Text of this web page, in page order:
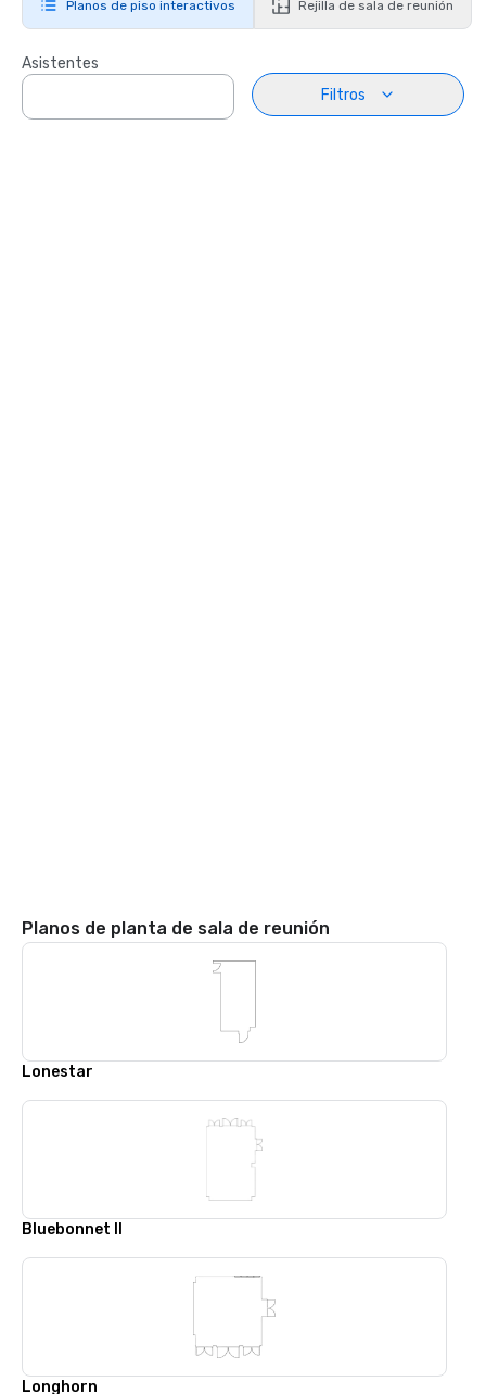
Planos de piso interactivos Rejilla de sala de reunión
Asistentes
Filtros
Planos de planta de sala de reunión
Lonestar
Bluebonnet II
Longhorn